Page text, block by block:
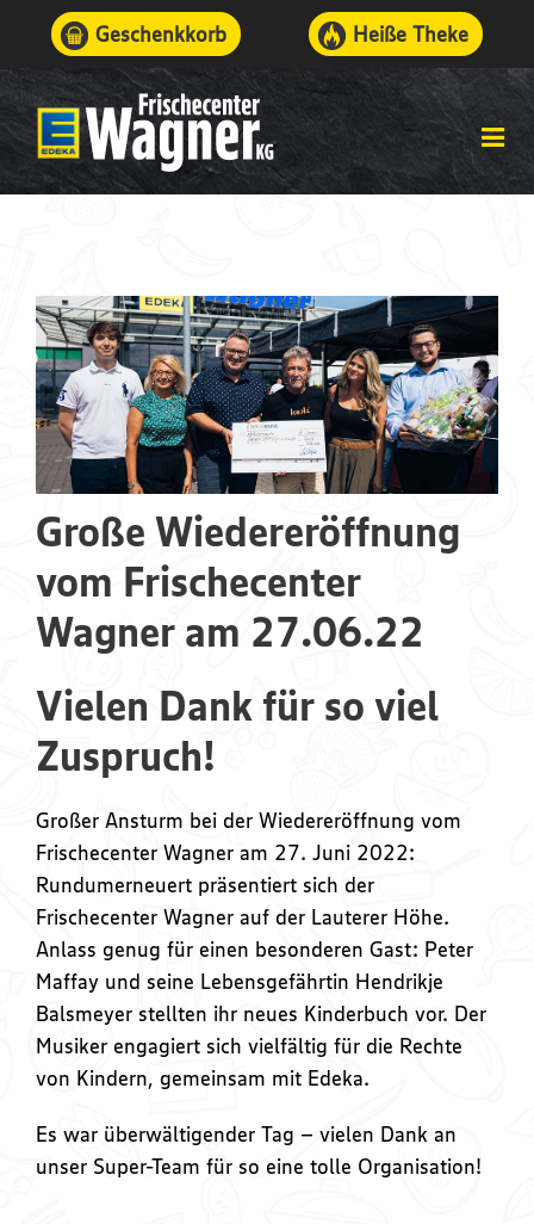
Geschenkkorb Heiße Theke
Große Wiedereröffnung
vom Frischecenter
Wagner am 27.06.22
Vielen Dank für so viel
Zuspruch!
Großer Ansturm bei der Wiedereröffnung vom
Frischecenter Wagner am 27. Juni 2022:
Rundumerneuert präsentiert sich der
Frischecenter Wagner auf der Lauterer Höhe.
Anlass genug für einen besonderen Gast: Peter
Maffay und seine Lebensgefährtin Hendrikje
Balsmeyer stellten ihr neues Kinderbuch vor. Der
Musiker engagiert sich vielfältig für die Rechte
von Kindern, gemeinsam mit Edeka.
Es war überwältigender Tag – vielen Dank an
unser Super-Team für so eine tolle Organisation!